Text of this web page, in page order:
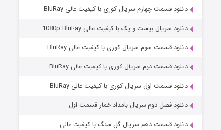
عملیات آپارتمان
قسمت۲ (زیرنویس) منتشر شد
دانلود قسمت چهارم سریال کوری با کیفیت عالی BluRay
دانلود سریال بیست و یک با کیفیت عالی 1080p BluRay
دانلود قسمت سوم سریال کوری با کیفیت عالی BluRay
دانلود قسمت دوم سریال کوری با کیفیت عالی BluRay
دانلود قسمت اول سریال کوری با کیفیت عالی BluRay
دانلود فصل دوم سریال بامداد خمار قسمت اول
دانلود قسمت دهم سریال گل سنگ با کیفیت عالی